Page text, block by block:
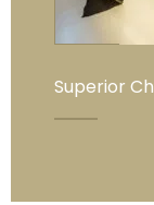
Superior